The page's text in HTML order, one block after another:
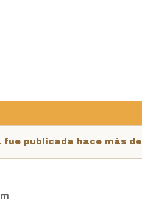
fue publicada hace más de